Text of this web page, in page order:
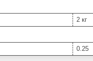
2 кг
0.25